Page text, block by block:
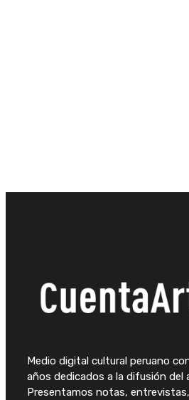
Medio digital cultural peruano
años dedicados a la difusión del
Presentamos notas,